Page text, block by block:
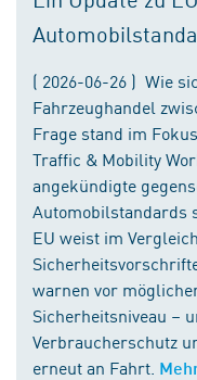
( 2026-06-26 ) Wie
Fahrzeughandel
Frage stand im
Traffic & Mobility
angekündigte
Automobilstandards
EU weist im
warnen vor
Sicherheitsniveau –
Verbraucherschutz
erneut an Fahrt.